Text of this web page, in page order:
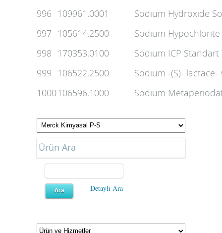
996 109961.0001
Sodıum Hydroxıde
997 105614.2500
Sodıum
998
170353.0100
Sodıum ICP
999
106522.2500
Sodıum -(S)-
1000106596.1000 Sodıum
Ürün Ara
Detaylı Ara